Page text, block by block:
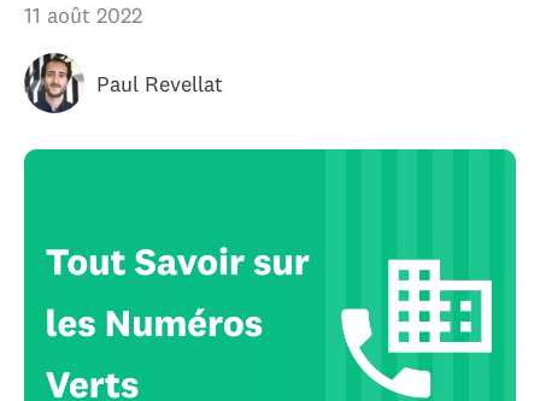
11 août 2022
Paul Revellat